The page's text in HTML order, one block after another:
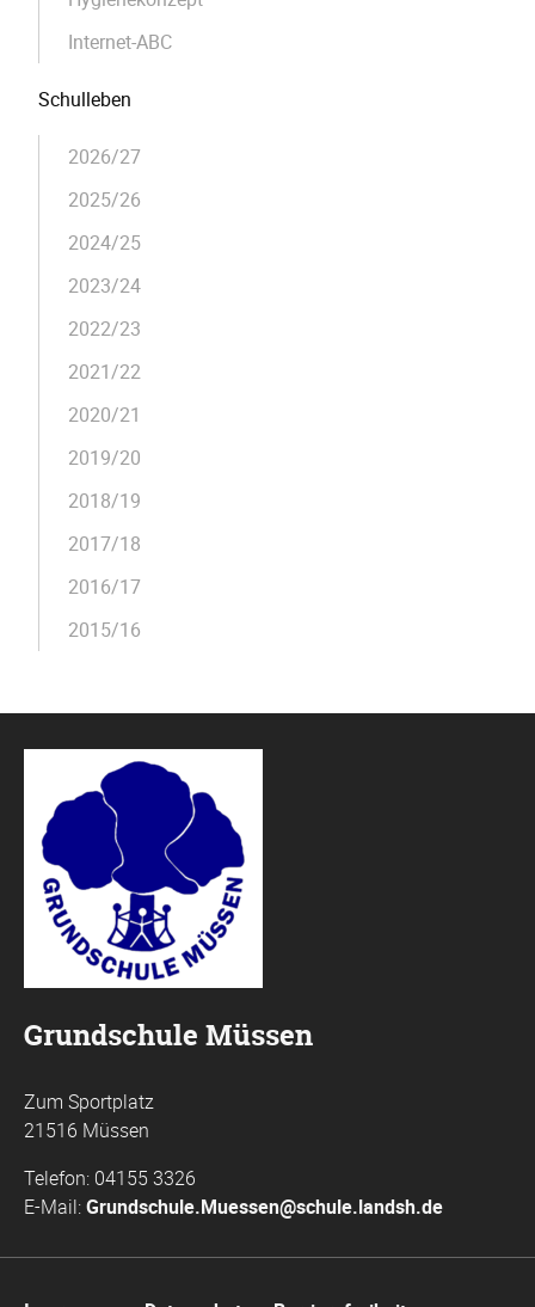
Internet-ABC
Schulleben
2026/27
2025/26
2024/25
2023/24
2022/23
2021/22
2020/21
2019/20
2018/19
2017/18
2016/17
2015/16
Grundschule Müssen
Zum Sportplatz
21516 Müssen
Telefon: 04155 3326
E-Mail:Grundschule.Muessen@schule.landsh.de